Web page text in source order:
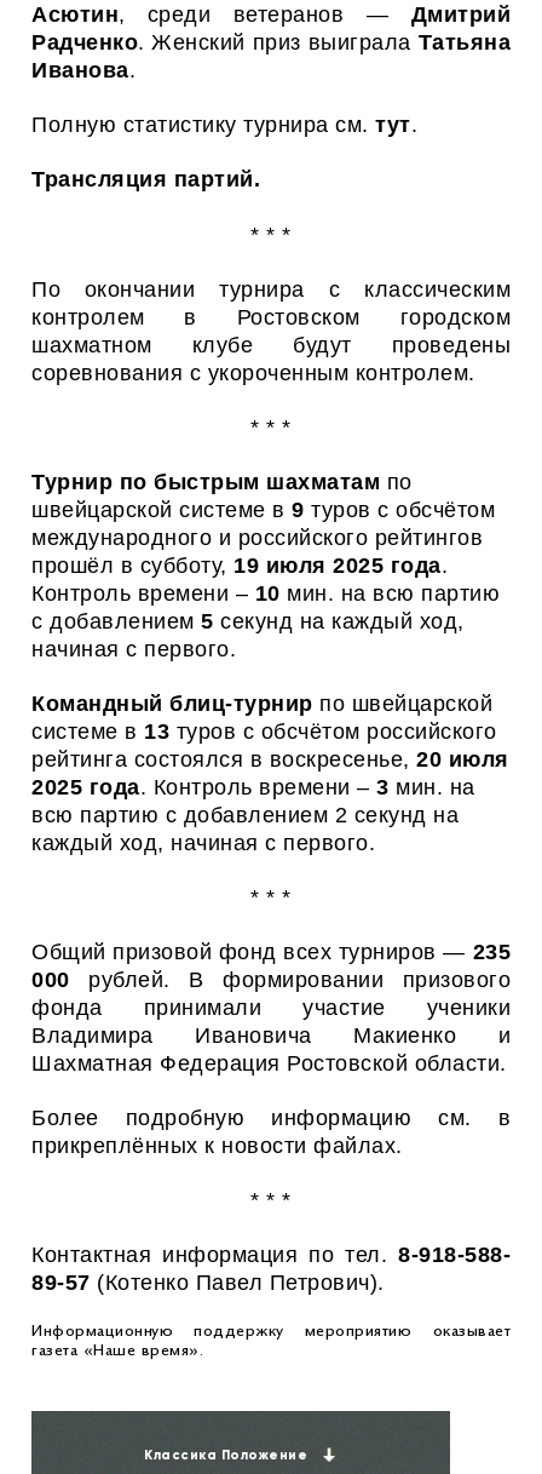
Асютин, среди ветеранов — Дмитрий
Радченко. Женский приз выиграла Татьяна
Иванова.
Полную статистику турнира см. тут.
Трансляция партий.
* * *
По окончании турнира с классическим
контролем в Ростовском городском
шахматном клубе будут проведены
соревнования с укороченным контролем.
* * *
Турнир по быстрым шахматам по
швейцарской системе в 9 туров с обсчётом
международного и российского рейтингов
прошёл в субботу, 19 июля 2025 года.
Контроль времени – 10 мин. на всю партию
с добавлением 5 секунд на каждый ход,
начиная с первого.
Командный блиц-турнир по швейцарской
системе в 13 туров с обсчётом российского
рейтинга состоялся в воскресенье, 20 июля
2025 года. Контроль времени – 3 мин. на
всю партию с добавлением 2 секунд на
каждый ход, начиная с первого.
* * *
Общий призовой фонд всех турниров — 235
000 рублей. В формировании призового
фонда принимали участие ученики
Владимира Ивановича Макиенко и
Шахматная Федерация Ростовской области.
Более подробную информацию см. в
прикреплённых к новости файлах.
* * *
Контактная информация по тел. 8-918-588-
89-57 (Котенко Павел Петрович).
Информационную поддержку мероприятию оказывает
газета «Наше время».
Классика Положение